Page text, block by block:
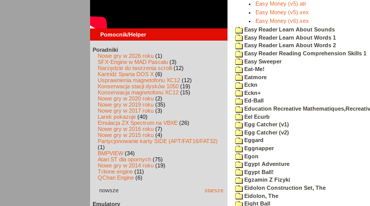
Pomocnik/Helper
Poradniki
Nowe gry w 2026 roku (1)
SFX-Engine w MAD Pascalu (3)
Narzędzie do tworzenia scrolli (12)
Kartridż Sparta DOS X (6)
Usprawnienia magnetofonu XC12 (12)
Konserwacja stacji dysków 1050 (19)
Konserwacja magnetofonu XC12 (15)
Nowe gry w 2020 roku (2)
Nowe gry w 2019 roku (35)
Nowe gry w 2017 roku (3)
Larek pokazuje (40)
Emulacja ZX Spectrum na VBXE (26)
Nowe gry w 2016 roku (7)
Nowe gry w 2015 roku (4)
Partycjonowanie karty SIDE (APT/FAT16/FAT32)
(1)
BMPVIEW(34)
Atari ST dla opornych (75)
Nowe gry w 2014 roku (19)
Tritone engine (11)
QChan Engine (6)
nowsze starsze
Emulatory
Easy Money (v5).atr
Easy Money (v5).xex
Easy Money (v6).xex
Easy Reader Learn About Sounds
Easy Reader Learn About Words 1
Easy Reader Learn About Words 2
Easy Reader Reading Comprehension Skills 1
Easy Sweeper
Eat-Me!
Eatmore
Eckn
Eckn+
Ed-Ball
Education Recreative
Eel Ecurb
Egg Catcher (v1)
Egg Catcher (v2)
Eggard
Eggnapper
Egon
Egypt Adventure
Egypt Ball!
Egzamin Z Fizyki
Eidolon Construction Set, The
Eidolon, The
Eight Ball